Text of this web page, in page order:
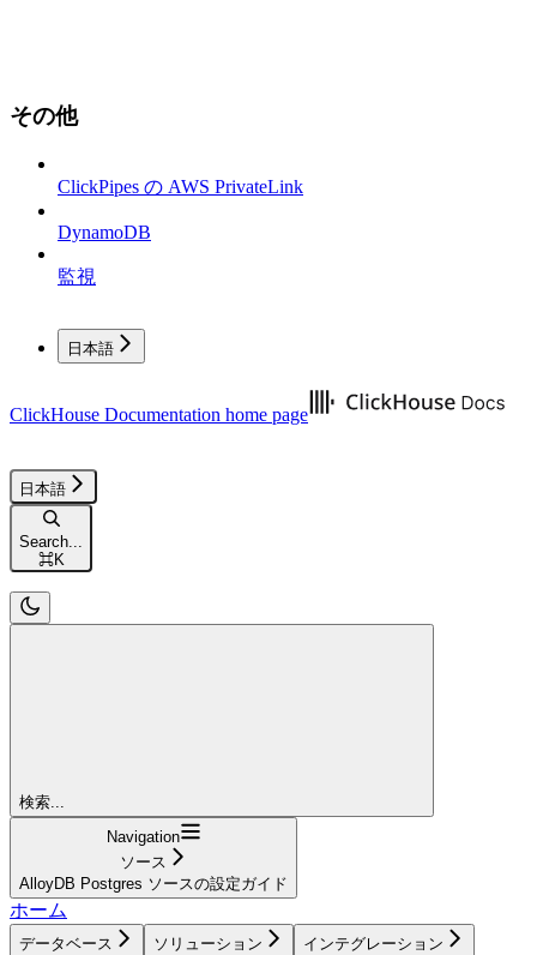
その他
ClickPipes の AWS PrivateLink
DynamoDB
監視
日本語
ClickHouse Documentation home page
日本語
Search...
⌘K
検索...
Navigation
ソース
AlloyDB Postgres ソースの設定ガイド
ホーム
データベース ソリューション
インテグレーション